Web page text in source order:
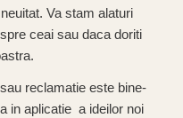
Va stam alaturi
ceai sau daca doriti
reclamatie este bine-
in aplicatie a ideilor noi